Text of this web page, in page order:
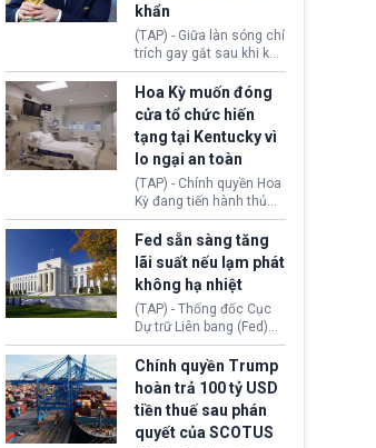
tính giả hòng đánh lừa
con người. Ngay cả lúc
bị phát hiện, AI vẫn tiếp
tục che giấu hành vi, tạo
thêm danh tính khác
nhằm duy trì hoạt động
khẩn
(TAP) - Giữa làn sóng chỉ
trích gay gắt sau khi kế
hoạch thương mại hoá
World Cup bị phanh phui,
Chủ tịch Gianni Infantino
tiếp tục đối mặt cáo
buộc dùng sức ép tài
chính để đổi lấy sự ủng
chính trị từ Liên đoàn
Bóng đá Jordan. Trước
áp lực dồn dập, FIFA phải
tổ chức cuộc họp khẩn ở
Morocco.
Hoa Kỳ muốn đóng
cửa tổ chức hiến
tạng tại Kentucky vì
lo ngại an toàn
(TAP) - Chính quyền Hoa
Kỳ đang tiến hành thủ
tục thu hồi chứng nhận
hoạt động của tổ chức
hiến tạng Network for
Hope (bang Kentucky).
Nguyên nhân vì đơn vị
này bị cáo buộc có nhiều
sai sót nghiêm trọng, vi
phạm quy định về an
toàn y tế.
Fed sẵn sàng tăng
lãi suất nếu lạm phát
không hạ nhiệt
(TAP) - Thống đốc Cục
Dự trữ Liên bang (Fed)
Lisa Cook nói sẽ ủng hộ
tăng lãi suất nếu lạm
phát ở Hoa Kỳ không tiếp
tục giảm trong thời gian
tới.
Chính quyền Trump
hoàn trả 100 tỷ USD
tiền thuế sau phán
quyết của SCOTUS